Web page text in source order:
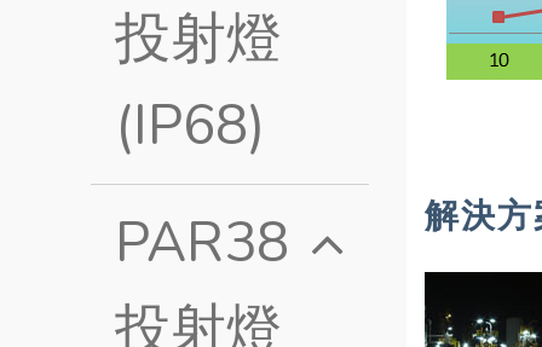
投射燈
(IP68)
PAR38
投射燈
解決